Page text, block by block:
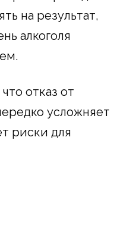
на результат,
алкоголя
отказ от
усложняет
риски для